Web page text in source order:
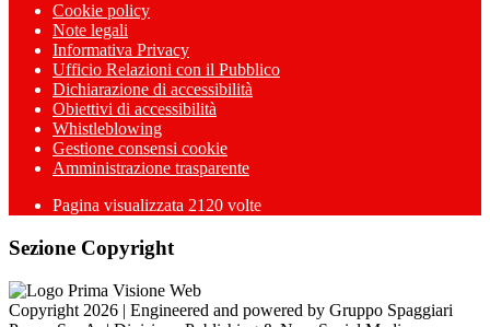
Cookie policy
Note legali
Informativa Privacy
Ufficio Relazioni con il Pubblico
Dichiarazione di accessibilità
Obiettivi di accessibilità
Whistleblowing
Gestione consensi cookie
Amministrazione trasparente
Pagina visualizzata 2120 volte
Sezione Copyright
Copyright 2026 | Engineered and powered by Gruppo Spaggiari